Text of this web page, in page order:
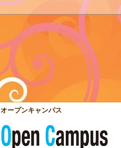
オープンキャンパス